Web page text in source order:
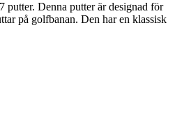
putter. Denna putter är designad för
på golfbanan. Den har en klassisk